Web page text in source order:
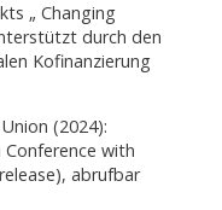
„ Changing
durch den
Kofinanzierung
(2024):
with
abrufbar